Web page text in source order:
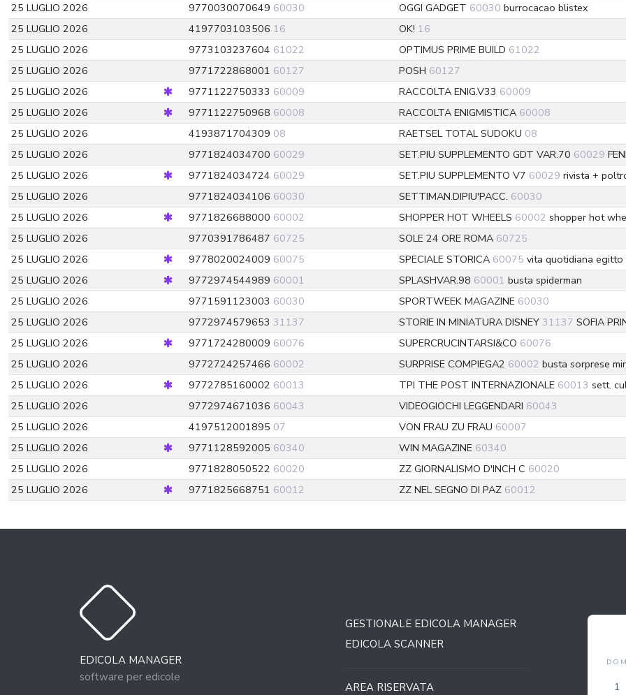
25 LUGLIO 2026
9770030070649 60030 OGGI GADGET 60030 burrocacao blistex
25 LUGLIO 2026
4197703103506 16 OK! 16
25 LUGLIO 2026
9773103237604 61022 OPTIMUS PRIME BUILD 61022
25 LUGLIO 2026
9771722868001 60127 POSH 60127
25 LUGLIO 2026
9771122750333 60009 RACCOLTA ENIG.V33 60009
25 LUGLIO 2026
9771122750968 60008 RACCOLTA ENIGMISTICA 60008
25 LUGLIO 2026
4193871704309 08 RAETSEL TOTAL SUDOKU 08
25 LUGLIO 2026
9771824034700 60029 SET.PIU SUPPLEMENTO GDT VAR.70 60029
25 LUGLIO 2026
9771824034724 60029 SET.PIU SUPPLEMENTO V7 60029 rivista +
25 LUGLIO 2026
9771824034106 60030 SETTIMAN.DIPIU'PACC. 60030
25 LUGLIO 2026
9771826688000 60002 SHOPPER HOT WHEELS 60002 shopper hot
25 LUGLIO 2026
9770391786487 60725 SOLE 24 ORE ROMA 60725
25 LUGLIO 2026
9778020024009 60075 SPECIALE STORICA 60075 vita quotidiana egitto
25 LUGLIO 2026
9772974544989 60001 SPLASHVAR.98 60001 busta spiderman
25 LUGLIO 2026
9771591123003 60030 SPORTWEEK MAGAZINE 60030
25 LUGLIO 2026
9772974579653 31137 STORIE IN MINIATURA DISNEY 31137 SOFIA
25 LUGLIO 2026
9771724280009 60076 SUPERCRUCINTARSI&CO 60076
25 LUGLIO 2026
9772724257466 60002 SURPRISE COMPIEGA2 60002 busta sorprese
25 LUGLIO 2026
9772785160002 60013 TPI THE POST INTERNAZIONALE 60013 sett.
25 LUGLIO 2026
9772974671036 60043 VIDEOGIOCHI LEGGENDARI 60043
25 LUGLIO 2026
4197512001895 07 VON FRAU ZU FRAU 60007
25 LUGLIO 2026
9771128592005 60340 WIN MAGAZINE 60340
25 LUGLIO 2026
9771828050522 60020 ZZ GIORNALISMO D'INCH C 60020
25 LUGLIO 2026
9771825668751 60012 ZZ NEL SEGNO DI PAZ 60012
EDICOLA MANAGER
software per edicole
GESTIONALE EDICOLA MANAGER
EDICOLA SCANNER
AREA RISERVATA
AGOSTO 2026
MER GIO VEN SAB
6
COVERS AGOSTO 2026
3 4 5 1